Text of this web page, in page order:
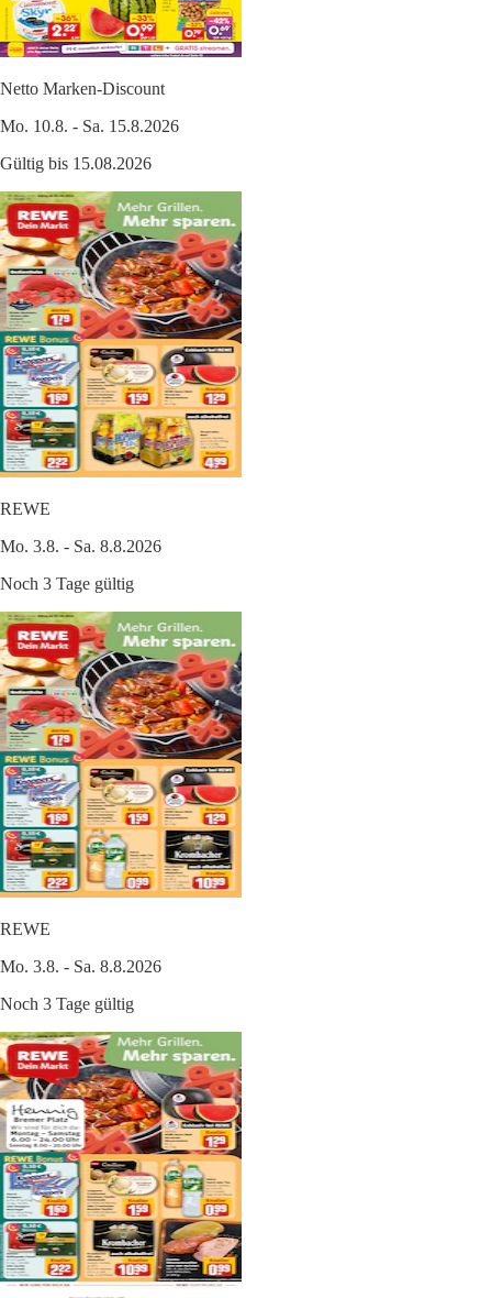
Netto Marken-Discount
Mo. 10.8. - Sa. 15.8.2026
Gültig bis 15.08.2026
REWE
Mo. 3.8. - Sa. 8.8.2026
Noch 3 Tage gültig
REWE
Mo. 3.8. - Sa. 8.8.2026
Noch 3 Tage gültig